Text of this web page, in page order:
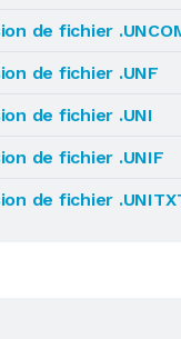
de fichier
de fichier .UNF
de fichier .UNI
de fichier .UNIF
de fichier